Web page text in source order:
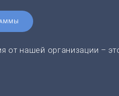
от нашей организации –